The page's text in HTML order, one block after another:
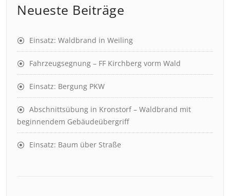
Neueste Beiträge
Einsatz: Waldbrand in Weiling
Fahrzeugsegnung – FF Kirchberg vorm Wald
Einsatz: Bergung PKW
Abschnittsübung in Kronstorf – Waldbrand mit
beginnendem Gebäudeübergriff
Einsatz: Baum über Straße